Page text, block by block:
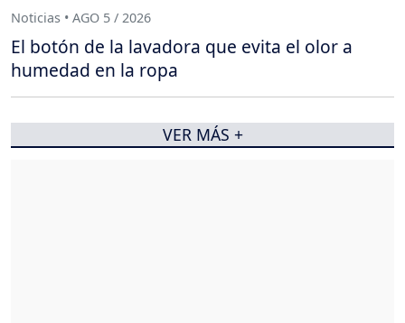
Noticias • AGO 5 / 2026
El botón de la lavadora que evita el olor a
humedad en la ropa
VER MÁS +